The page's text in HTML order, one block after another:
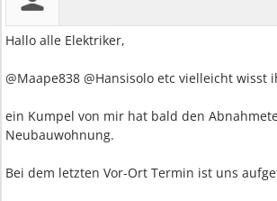
Hallo alle Elektriker,
@Maape838 @Hansisolo etc vielleicht wisst
ein Kumpel von mir hat bald den
Neubauwohnung.
Bei dem letzten Vor-Ort Termin ist uns